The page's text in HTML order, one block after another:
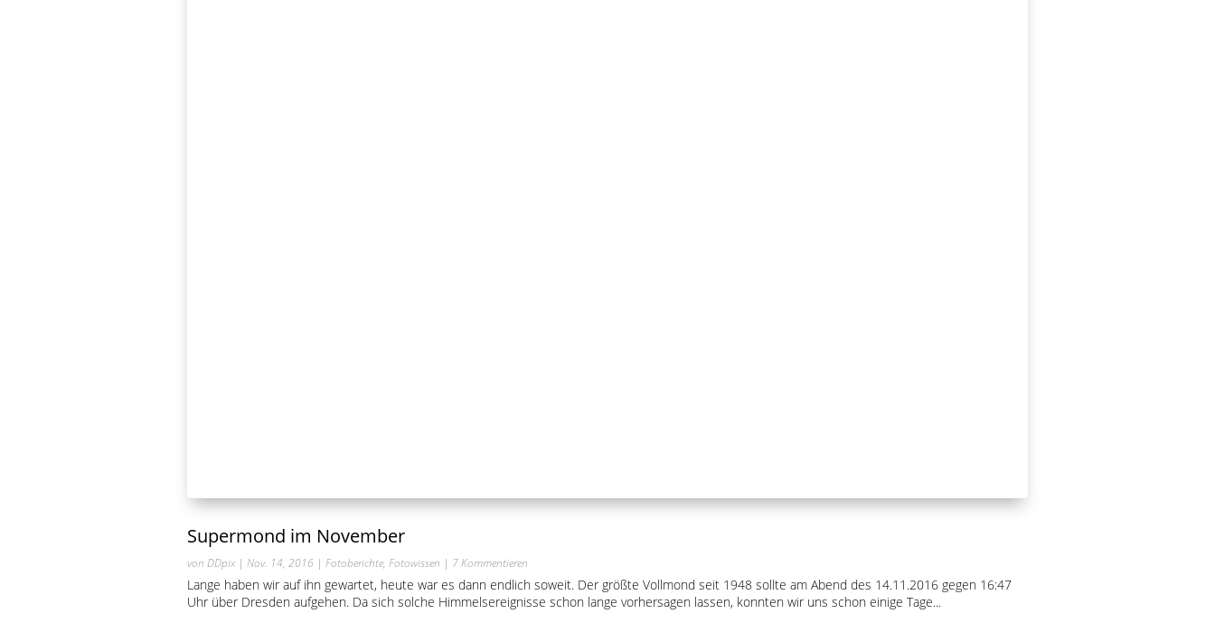
Supermond im November
von DDpix | Nov. 14, 2016 | Fotoberichte, Fotowissen | 7 Kommentieren
Lange haben wir auf ihn gewartet, heute war es dann endlich soweit. Der größte Vollmond seit 1948 sollte am Abend des 14.11.2016 gegen 16:47
Uhr über Dresden aufgehen. Da sich solche Himmelsereignisse schon lange vorhersagen lassen, konnten wir uns schon einige Tage...